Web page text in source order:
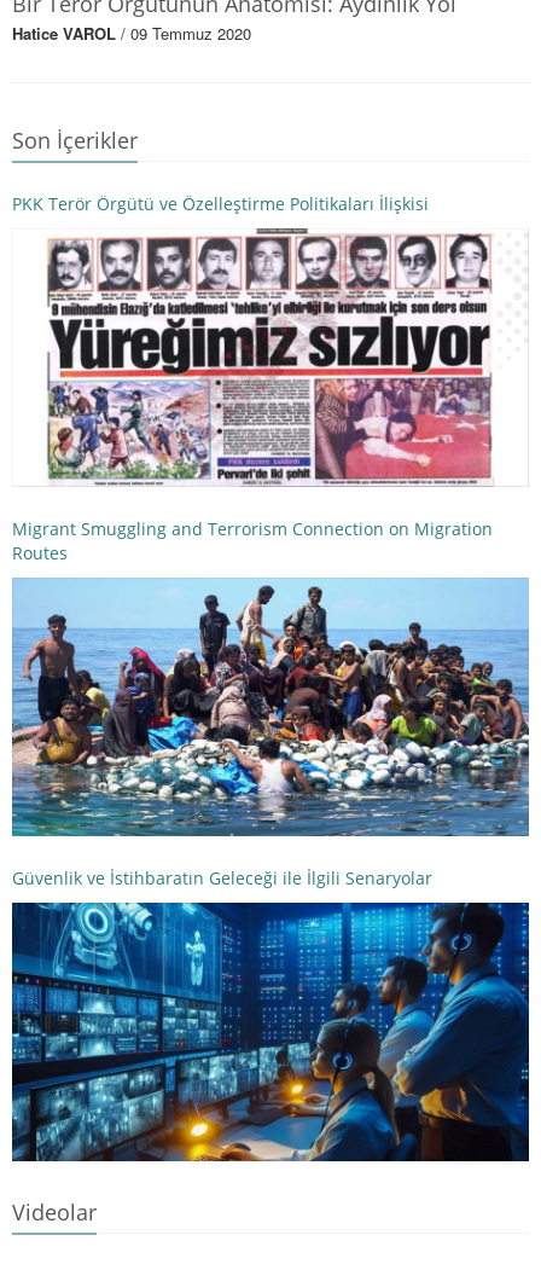
Hatice VAROL / 09 Temmuz 2020
Son İçerikler
PKK Terör Örgütü ve Özelleştirme Politikaları İlişkisi
Migrant Smuggling and Terrorism Connection on Migration
Routes
Güvenlik ve İstihbaratın Geleceği ile İlgili Senaryolar
Videolar